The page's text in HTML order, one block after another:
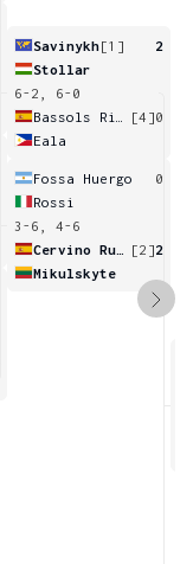
Savinykh[1]
2
Stollar
6-2, 6-0
[4]0
Eala
Fossa Huergo
0
Rossi
3-6, 4-6
[2]2
Mikulskyte